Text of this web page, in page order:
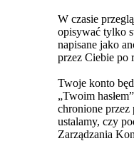
W czasie
opisywać tylko
napisane jako
przez Ciebie po
Twoje konto
„Twoim
chronione
ustalamy, czy
Zarządzania